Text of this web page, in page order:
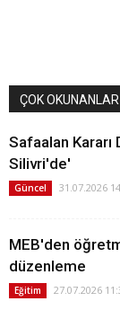
ÇOK OKUNANLAR
Safaalan Kararı
Silivri'de'
Güncel 31.07.2026
MEB'den
düzenleme
Eğitim 27.07.2026